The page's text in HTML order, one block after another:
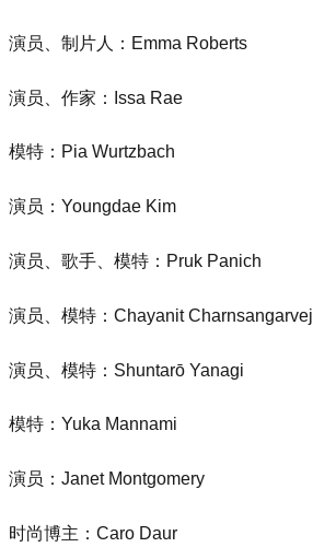
演员、制片人：Emma Roberts
演员、作家：Issa Rae
模特：Pia Wurtzbach
演员：Youngdae Kim
演员、歌手、模特：Pruk Panich
演员、模特：Chayanit Charnsangarvej
演员、模特：Shuntarō Yanagi
模特：Yuka Mannami
演员：Janet Montgomery
时尚博主：Caro Daur